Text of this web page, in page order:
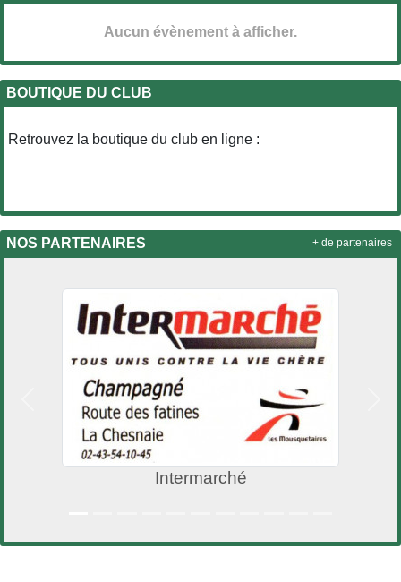
Aucun évènement à afficher.
BOUTIQUE DU CLUB
Retrouvez la boutique du club en ligne :
NOS PARTENAIRES
Intermarché
Précedent
+ de partenaires